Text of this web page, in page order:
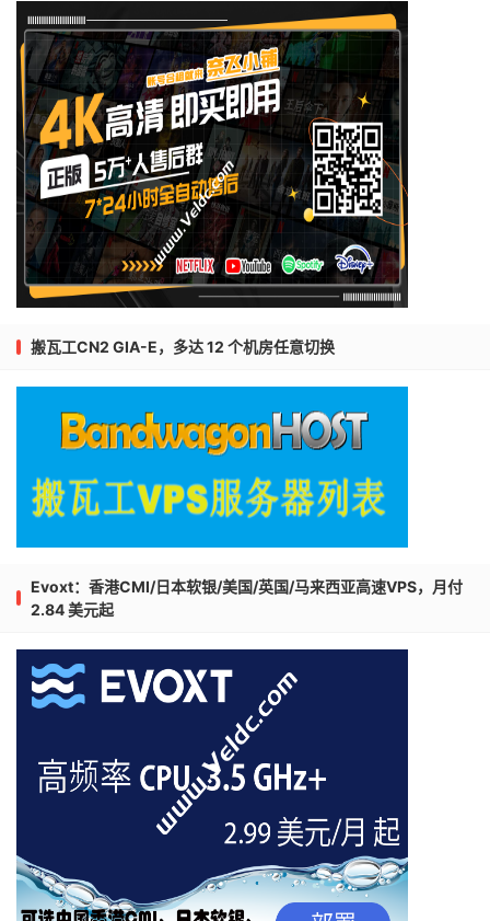
搬瓦工CN2 GIA-E，多达 12 个机房任意切换
Evoxt：香港CMI/日本软银/美国/英国/马来西亚高速VPS，月付
2.84 美元起